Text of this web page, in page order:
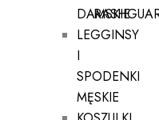
DAMSKIE
LEGGINSY
I
SPODENKI
MĘSKIE